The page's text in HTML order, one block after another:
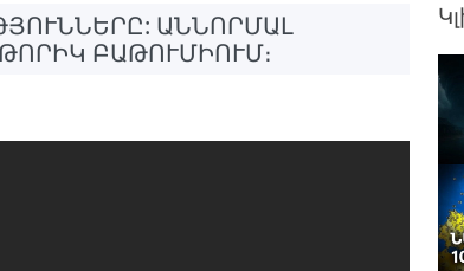
ԱՆՆՈՐՄԱԼ
ԲԱԹՈՒՄԻՈՒՄ։